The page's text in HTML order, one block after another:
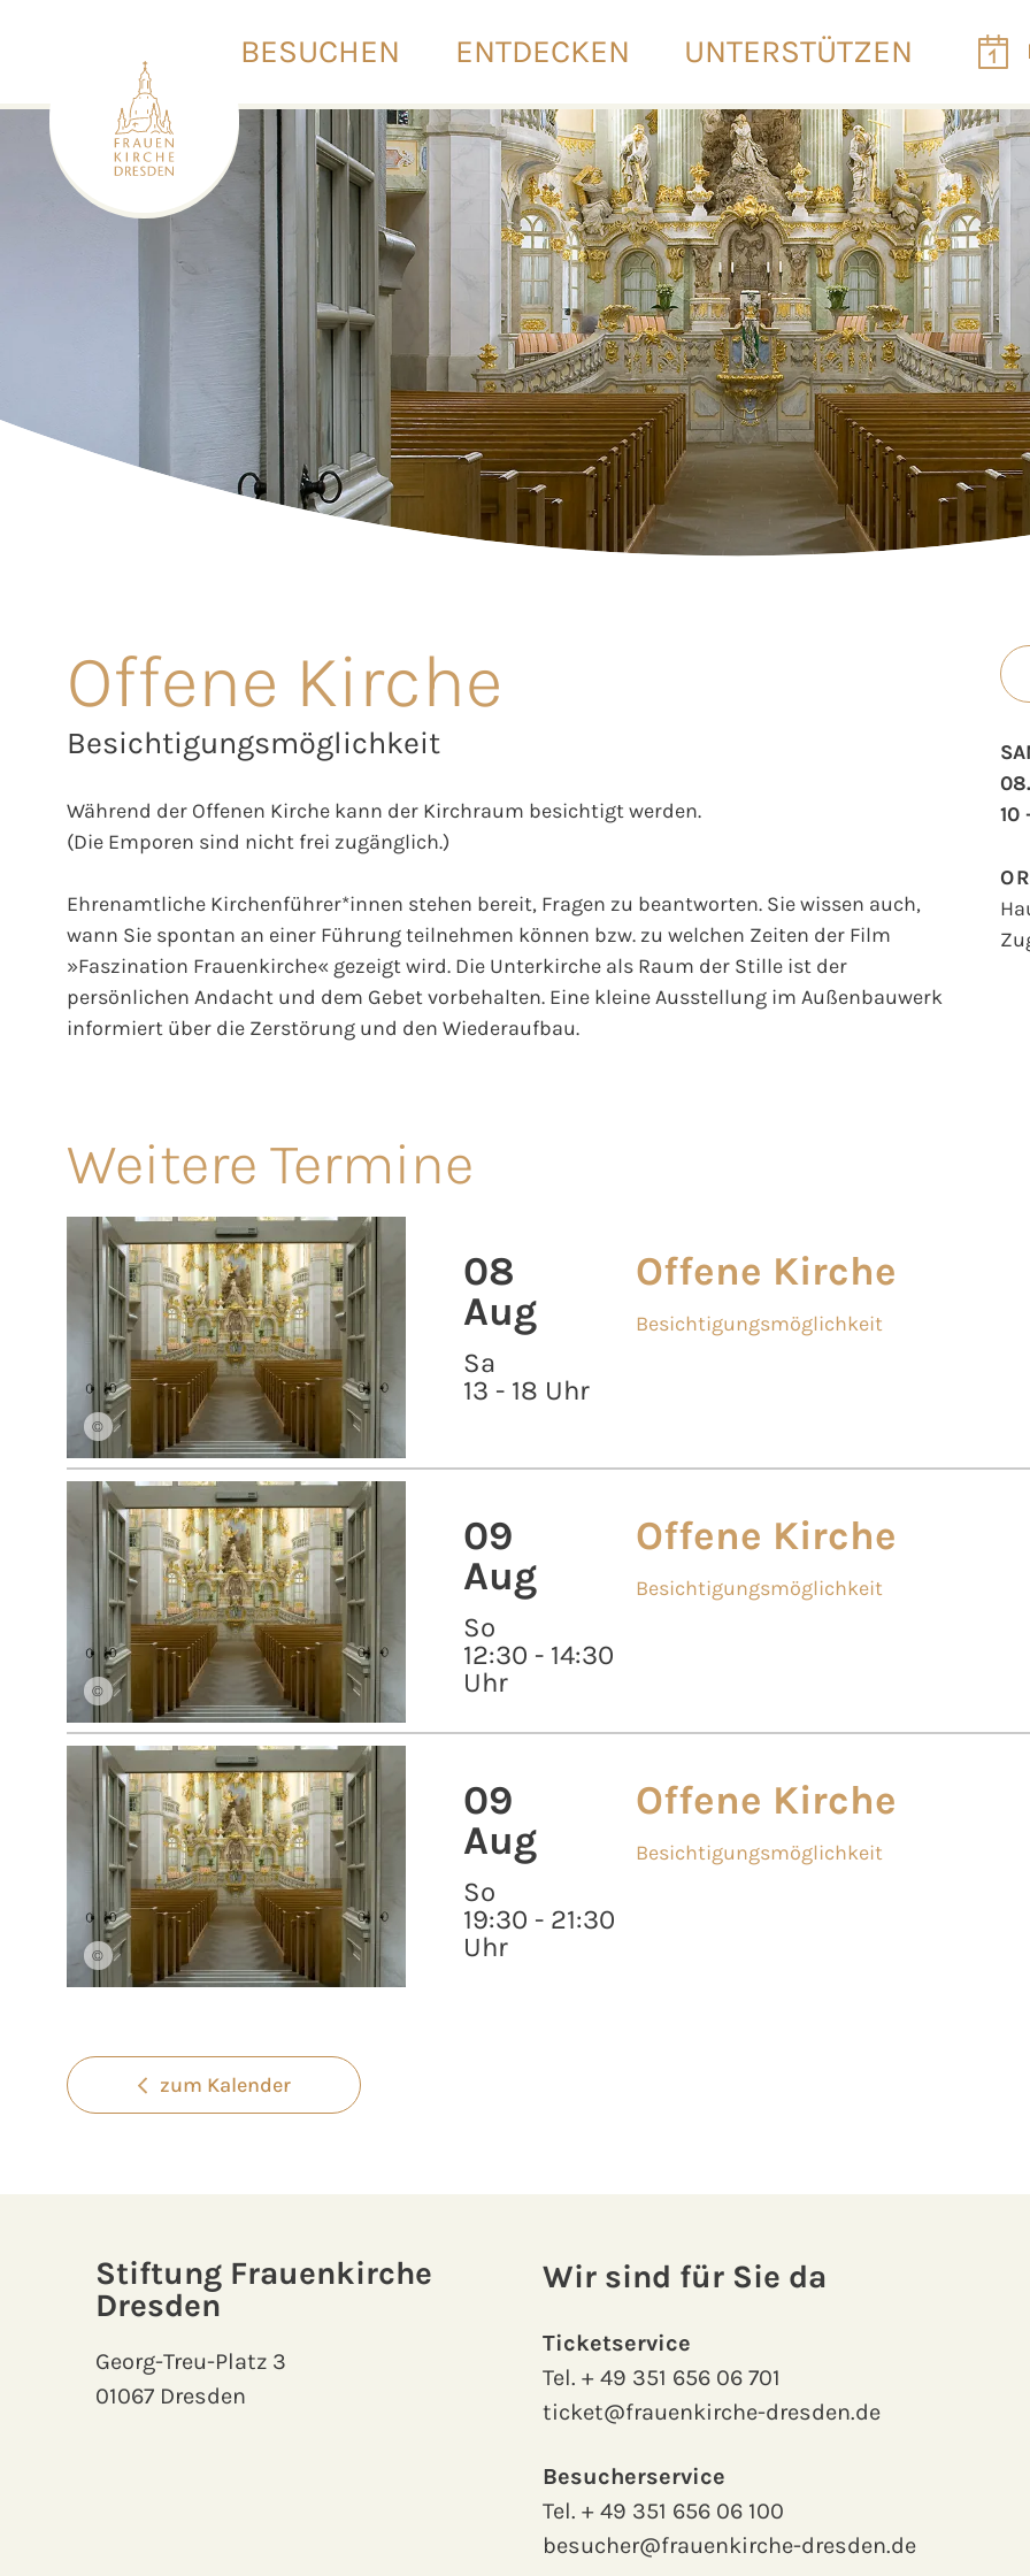
BESUCHEN ENTDECKEN UNTERSTÜTZEN
Offene Kirche
Besichtigungsmöglichkeit
Während der Offenen Kirche kann der Kirchraum besichtigt werden.
(Die Emporen sind nicht frei zugänglich.)
Ehrenamtliche Kirchenführer*innen stehen bereit, Fragen zu beantworten. Sie wissen auch,
wann Sie spontan an einer Führung teilnehmen können bzw. zu welchen Zeiten der Film
»Faszination Frauenkirche« gezeigt wird. Die Unterkirche als Raum der Stille ist der
persönlichen Andacht und dem Gebet vorbehalten. Eine kleine Ausstellung im Außenbauwerk
informiert über die Zerstörung und den Wiederaufbau.
10
Weitere Termine
©
08
Aug
Sa
13 - 18 Uhr
Offene Kirche
Besichtigungsmöglichkeit
©
09
Aug
So
12:30 - 14:30
Uhr
Offene Kirche
Besichtigungsmöglichkeit
©
09
Aug
So
19:30 - 21:30
Uhr
Offene Kirche
Besichtigungsmöglichkeit
zum Kalender
Stiftung Frauenkirche
Dresden
Georg-Treu-Platz 3
01067 Dresden
Wir sind für Sie da
Ticketservice
Tel.+ 49 351 656 06 701
ticket@frauenkirche-dresden.de
Besucherservice
Tel.+ 49 351 656 06 100
besucher@frauenkirche-dresden.de